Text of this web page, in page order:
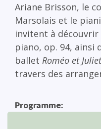
Ariane Brisson, le
Marsolais et le
invitent à découvrir
piano, op. 94, ainsi
ballet Roméo et
travers des
Programme